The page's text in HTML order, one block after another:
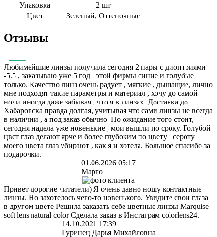
Упаковка
2 шт
Цвет
Зеленый, Оттеночные
Отзывы
Любимейшие линзы получила сегодня 2 пары с диоптриями
-5.5 , заказываю уже 5 год , этой фирмы синие и голубые
только. Качество линз очень радует , мягкие , дышащие, лично
мне подходят такие параметры и материал , хочу до самой
ночи иногда даже забывая , что я в линзах. Доставка до
Хабаровска правда долгая, учитывая что сами линзы не всегда
в наличии , а под заказ обычно. Но ожидание того стоит,
сегодня надела уже новенькие , мои вышли по сроку. Голубой
цвет глаз делают ярче и более глубоким по цвету , сероту
моего цвета глаз убирают , как я и хотела. Большое спасибо за
подарочки.
01.06.2026 05:17
Марго
Привет дорогие читатели) Я очень давно ношу контактные
линзы. Но захотелось чего-то новенького. Увидите свои глаза
в другом цвете Решила заказать себе цветные линзы Marquise
soft lens|natural color Сделала заказ в Инстаграм colorlens24.
14.10.2021 17:39
Гуринец Дарья Михайловна